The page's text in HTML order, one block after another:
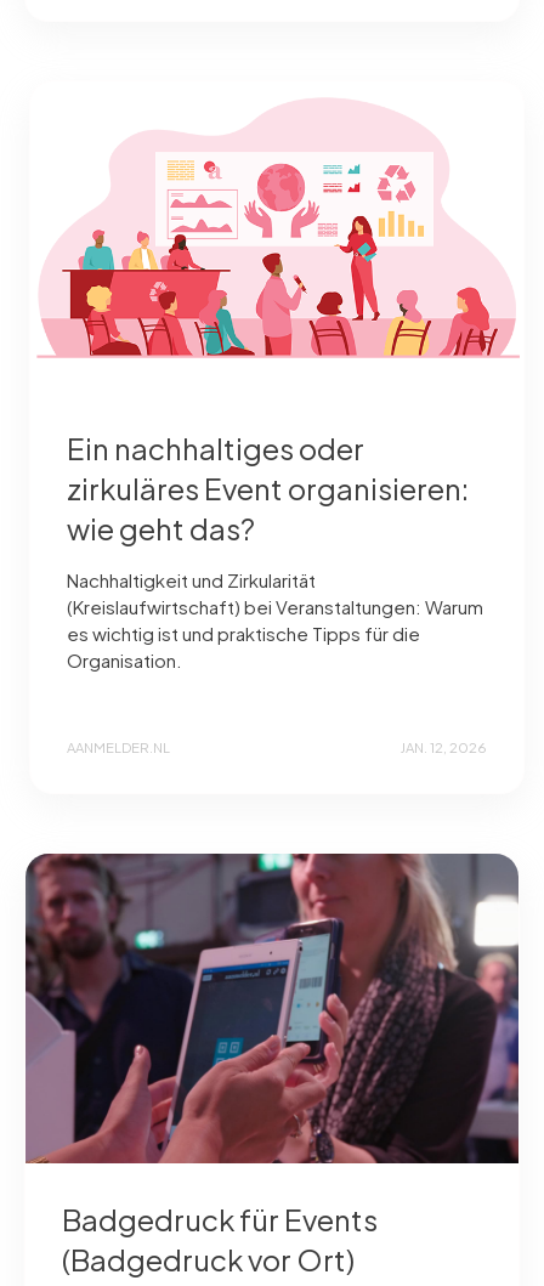
Ein nachhaltiges oder
zirkuläres Event organisieren:
wie geht das?
Nachhaltigkeit und Zirkularität
(Kreislaufwirtschaft) bei Veranstaltungen: Warum
es wichtig ist und praktische Tipps für die
Organisation.
AANMELDER.NL JAN. 12, 2026
Badgedruck für Events
(Badgedruck vor Ort)